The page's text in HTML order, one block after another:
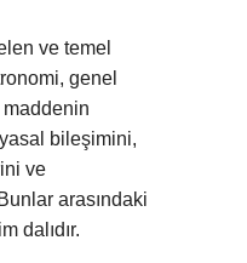
ve temel
genel
bileşimini,
ve
arasındaki
dalıdır.